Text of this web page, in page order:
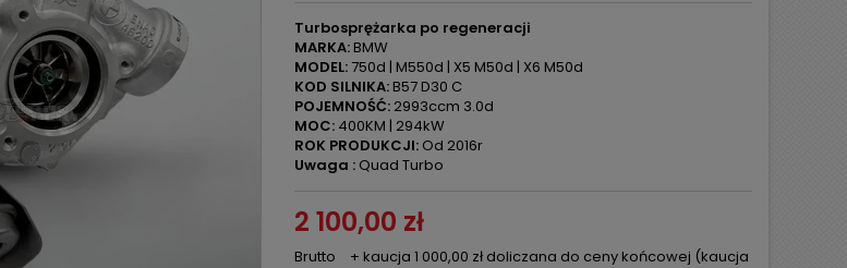
Turbosprężarka po regeneracji
MARKA:BMW
MODEL: 750d | M550d | X5 M50d | X6 M50d
KOD SILNIKA:B57 D30 C
POJEMNOŚĆ: 2993ccm 3.0d
MOC: 400KM | 294kW
ROK PRODUKCJI: Od 2016r
Uwaga : Quad Turbo
2 100,00 zł
Brutto
+ kaucja 1 000,00 zł doliczana do ceny końcowej (kaucja